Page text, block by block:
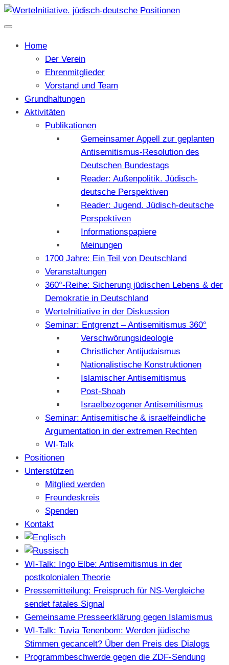
Home
Der Verein
Ehrenmitglieder
Vorstand und Team
Grundhaltungen
Aktivitäten
Publikationen
Gemeinsamer Appell zur geplanten
Antisemitismus-Resolution des
Deutschen Bundestags
Reader: Außenpolitik. Jüdisch-
deutsche Perspektiven
Reader: Jugend. Jüdisch-deutsche
Perspektiven
Informationspapiere
Meinungen
1700 Jahre: Ein Teil von Deutschland
Veranstaltungen
360°-Reihe: Sicherung jüdischen Lebens & der
Demokratie in Deutschland
WerteInitiative in der Diskussion
Seminar: Entgrenzt – Antisemitismus 360°
Verschwörungsideologie
Christlicher Antijudaismus
Nationalistische Konstruktionen
Islamischer Antisemitismus
Post-Shoah
Israelbezogener Antisemitismus
Seminar: Antisemitische & israelfeindliche
Argumentation in der extremen Rechten
WI-Talk
Positionen
Unterstützen
Mitglied werden
Freundeskreis
Spenden
Kontakt
WI-Talk: Ingo Elbe: Antisemitismus in der
postkolonialen Theorie
Pressemitteilung: Freispruch für NS-Vergleiche
sendet fatales Signal
Gemeinsame Presseerklärung gegen Islamismus
WI-Talk: Tuvia Tenenbom: Werden jüdische
Stimmen gecancelt? Über den Preis des Dialogs
Programmbeschwerde gegen die ZDF-Sendung